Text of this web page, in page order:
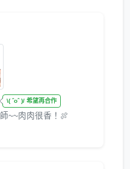
\( ˆoˆ )/ 希望再合作
~~肉肉很香！🍖